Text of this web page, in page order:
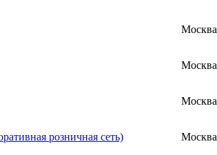
Москва
Москва
Москва
розничная сеть) Москва